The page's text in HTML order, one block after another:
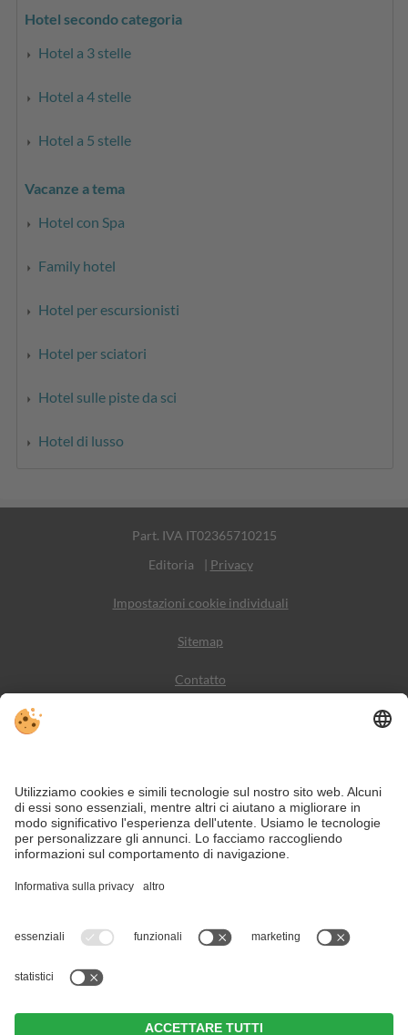
Hotel secondo categoria
Hotel a 3 stelle
Hotel a 4 stelle
Hotel a 5 stelle
Vacanze a tema
Hotel con Spa
Family hotel
Hotel per escursionisti
Hotel per sciatori
Hotel sulle piste da sci
Hotel di lusso
Part. IVA IT02365710215
Editoria
| Privacy
Impostazioni cookie individuali
Sitemap
Contatto
VIVODolomiti è il portale di viaggio per una vacanza in
montagna indimenticabile – con alloggi e offerte nelle
Dolomiti, Patrimonio Naturale dell’Umanità UNESCO.
Nonostante il lavoro accurato e il costante aggiornamento dei contenuti, si
possono verificare errori. Non garantiamo la correttezza e la completezza di
tutte le informazioni.
Per motivi di sicurezza, si prega di verificare chiedendo direttamente sul posto